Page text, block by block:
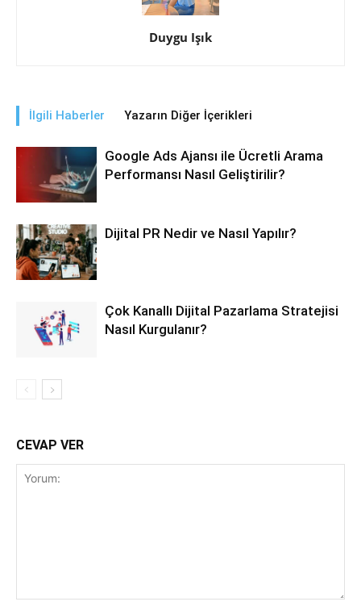
Duygu Işık
İlgili Haberler Yazarın Diğer İçerikleri
Google Ads Ajansı ile Ücretli Arama
Performansı Nasıl Geliştirilir?
Dijital PR Nedir ve Nasıl Yapılır?
Çok Kanallı Dijital Pazarlama Stratejisi
Nasıl Kurgulanır?
CEVAP VER